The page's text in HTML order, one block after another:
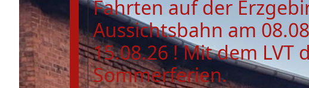
Fahrten auf der
Aussichtsbahn am
15.08.26 ! Mit dem LVT
Sommerferien.